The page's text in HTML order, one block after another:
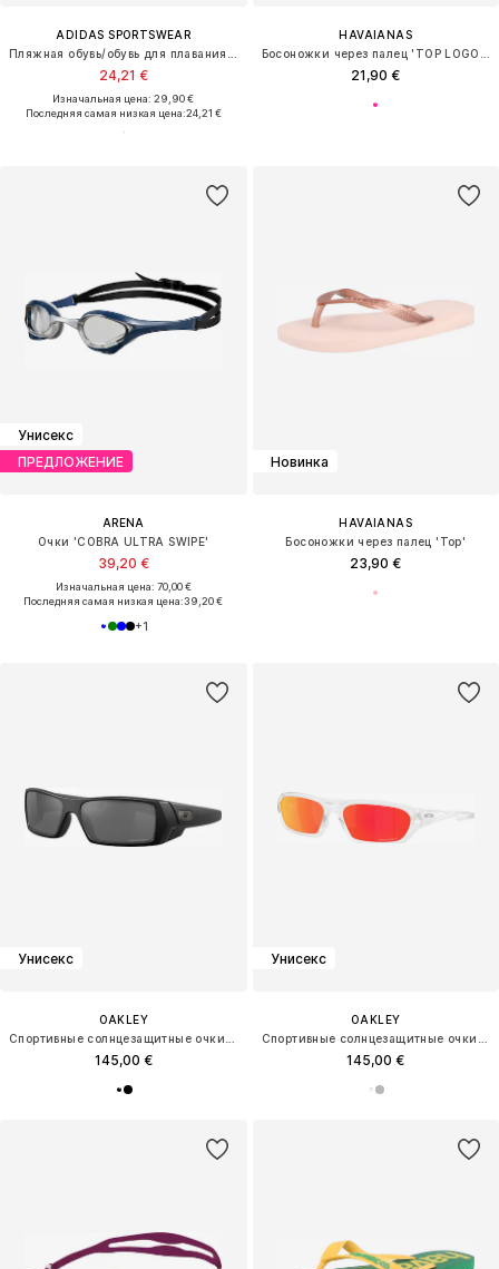
ADIDAS SPORTSWEAR
24,21 €
Изначальная цена: 29,90 €
Последняя самая низкая цена:24,21 €
HAVAIANAS
21,90 €
Унисекс
ПРЕДЛОЖЕНИЕ
ARENA
Очки 'COBRA ULTRA SWIPE'
39,20 €
Изначальная цена: 70,00 €
Последняя самая низкая цена:39,20 €
+1
Новинка
HAVAIANAS
Босоножки через палец 'Top'
23,90 €
Унисекс
OAKLEY
145,00 €
Унисекс
OAKLEY
145,00 €